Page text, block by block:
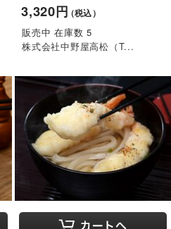
3,320円（税込）
販売中 在庫数 5
株式会社中野屋高松（T...